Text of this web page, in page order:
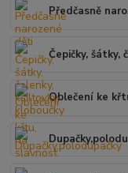
Předčasně
Čepičky, šátky,
Oblečení ke